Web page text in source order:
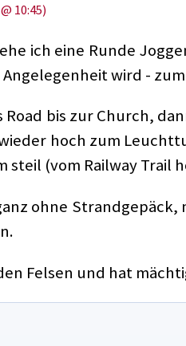
10:45)
ich eine Runde
wird -
Road bis zur Church,
hoch zum
(vom Railway Trail
ohne
Felsen und hat